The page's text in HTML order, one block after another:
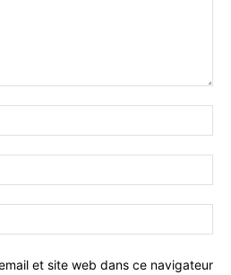
:*
:*
:
et site web dans ce navigateur